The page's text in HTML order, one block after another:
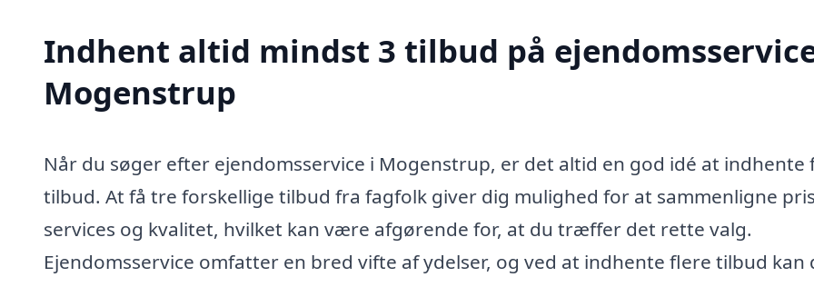
Indhent altid mindst 3 tilbud på
Mogenstrup
Når du søger efter ejendomsservice i Mogenstrup, er det altid en god idé at indhente
tilbud. At få tre forskellige tilbud fra fagfolk giver dig mulighed for at sammenligne
services og kvalitet, hvilket kan være afgørende for, at du træffer det rette valg.
Ejendomsservice omfatter en bred vifte af ydelser, og ved at indhente flere tilbud kan